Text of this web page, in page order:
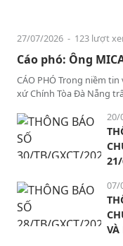
27/07/2026 - 123 lượt
Cáo phó: Ông
CÁO PHÓ Trong niềm
xứ Chính Tòa Đà Nẵng
20/
07/